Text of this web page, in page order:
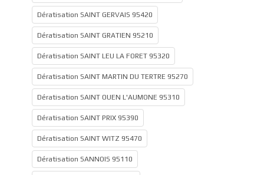
Dératisation SAINT GERVAIS 95420
Dératisation SAINT GRATIEN 95210
Dératisation SAINT LEU LA FORET 95320
Dératisation SAINT MARTIN DU TERTRE 95270
Dératisation SAINT OUEN L'AUMONE 95310
Dératisation SAINT PRIX 95390
Dératisation SAINT WITZ 95470
Dératisation SANNOIS 95110